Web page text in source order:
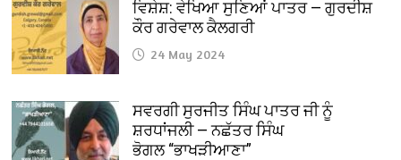
ਵਿਸ਼ੇਸ਼: ਵੇਖਿਆ ਸੁਣਿਆਂ ਪਾਤਰ — ਗੁਰਦੀਸ਼
ਕੌਰ ਗਰੇਵਾਲ ਕੈਲਗਰੀ
24 May 2024
ਸਵਰਗੀ ਸੁਰਜੀਤ ਸਿੰਘ ਪਾਤਰ ਜੀ ਨੂੰ
ਸ਼ਰਧਾਂਜਲੀ — ਨਛੱਤਰ ਸਿੰਘ
ਭੋਗਲ “ਭਾਖੜੀਆਣਾ”